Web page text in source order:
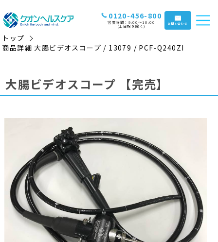
0120-456-800
営業時間：9:00〜18:00
(土日祝を除く) お問い合わせ
トップ
商品詳細 大腸ビデオスコープ / 13079 / PCF-Q240ZI
大腸ビデオスコープ 【完売】